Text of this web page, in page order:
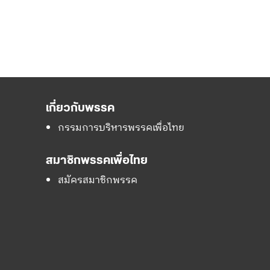
เกี่ยวกับพรรค
กรรมการบริหารพรรคเพื่อไทย
สมาชิกพรรคเพื่อไทย
สมัครสมาชิกพรรค